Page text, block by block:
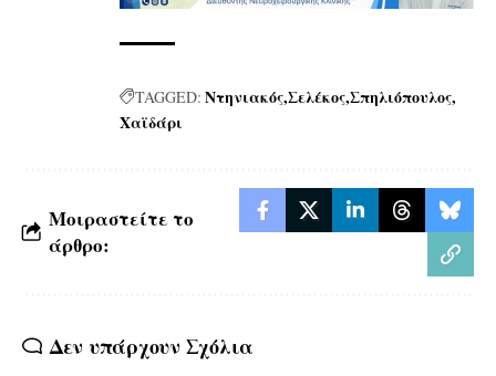
TAGGED: ΝτηνιακόςΣελέκοςΣπηλιόπουλος
Χαϊδάρι
Μοιραστείτε το
άρθρο:
Δεν υπάρχουν Σχόλια